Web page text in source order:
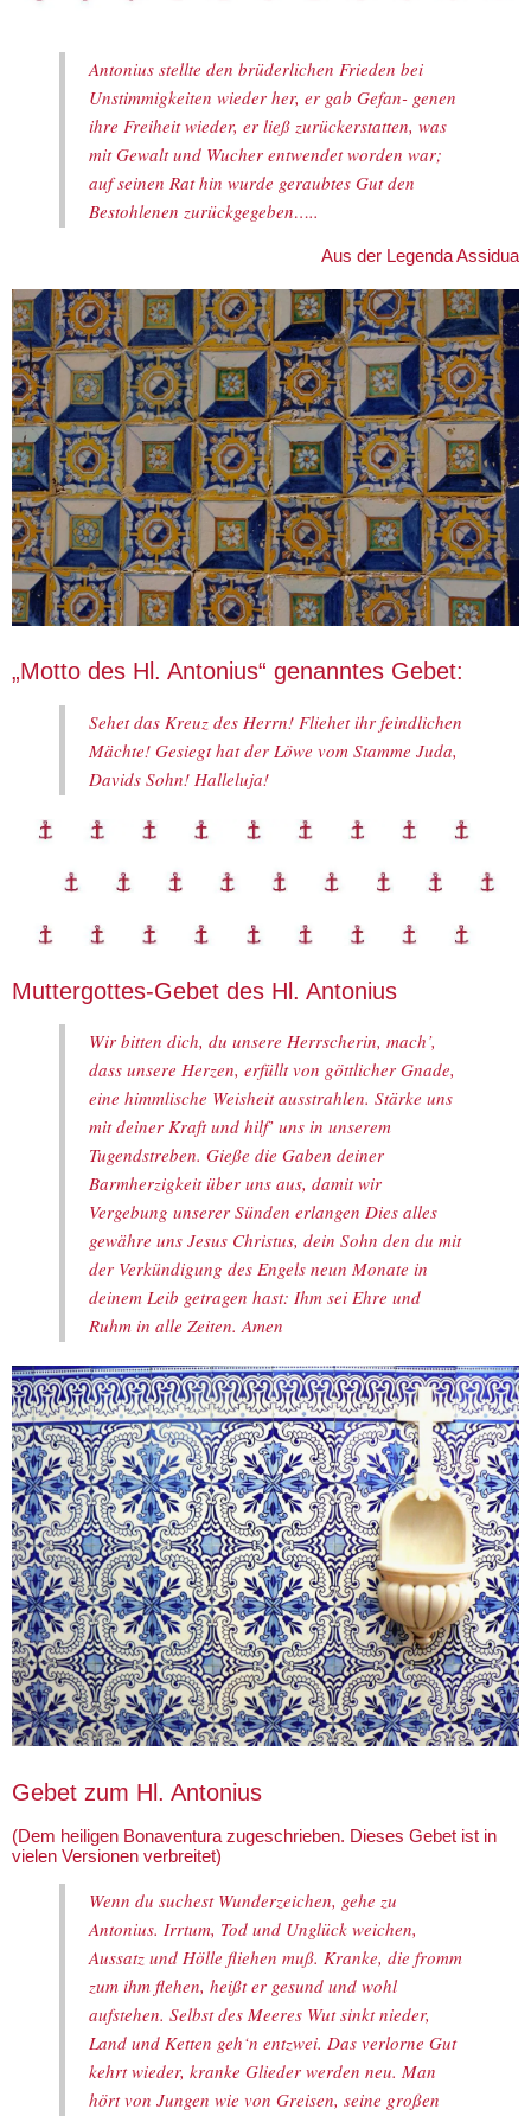
Antonius stellte den brüderlichen Frieden bei
Unstimmigkeiten wieder her, er gab Gefan- genen
ihre Freiheit wieder, er ließ zurückerstatten, was
mit Gewalt und Wucher entwendet worden war;
auf seinen Rat hin wurde geraubtes Gut den
Bestohlenen zurückgegeben…..
Aus der Legenda Assidua
„Motto des Hl. Antonius“ genanntes Gebet:
Sehet das Kreuz des Herrn! Fliehet ihr feindlichen
Mächte! Gesiegt hat der Löwe vom Stamme Juda,
Davids Sohn! Halleluja!
Muttergottes-Gebet des Hl. Antonius
Wir bitten dich, du unsere Herrscherin, mach’,
dass unsere Herzen, erfüllt von göttlicher Gnade,
eine himmlische Weisheit ausstrahlen. Stärke uns
mit deiner Kraft und hilf’ uns in unserem
Tugendstreben. Gieße die Gaben deiner
Barmherzigkeit über uns aus, damit wir
Vergebung unserer Sünden erlangen Dies alles
gewähre uns Jesus Christus, dein Sohn den du mit
der Verkündigung des Engels neun Monate in
deinem Leib getragen hast: Ihm sei Ehre und
Ruhm in alle Zeiten. Amen
Gebet zum Hl. Antonius
(Dem heiligen Bonaventura zugeschrieben. Dieses Gebet ist in
vielen Versionen verbreitet)
Wenn du suchest Wunderzeichen, gehe zu
Antonius. Irrtum, Tod und Unglück weichen,
Aussatz und Hölle fliehen muß. Kranke, die fromm
zum ihm flehen, heißt er gesund und wohl
aufstehen. Selbst des Meeres Wut sinkt nieder,
Land und Ketten geh‘n entzwei. Das verlorne Gut
kehrt wieder, kranke Glieder werden neu. Man
hört von Jungen wie von Greisen, seine großen